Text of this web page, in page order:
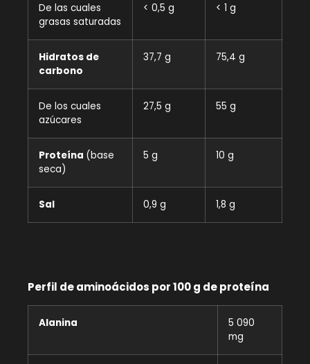
De las cuales
grasas saturadas
< 0,5 g < 1 g
Hidratos de
carbono
37,7 g 75,4 g
De los cuales
azúcares
27,5 g 55 g
Proteína (base
seca)
5 g 10 g
Sal 0,9 g 1,8 g
Perfil de aminoácidos por 100 g de proteína
Alanina
5 090
mg